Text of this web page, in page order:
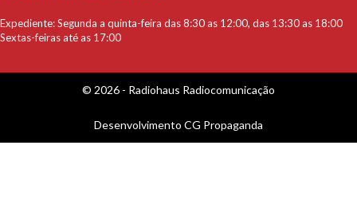
Expediente: Segunda a quinta-feira das 8:30 as 12:00, das 13:30 as 18:00
Sextas-feiras até as 17:00
© 2026 - Radiohaus Radiocomunicação
Desenvolvimento CG Propaganda